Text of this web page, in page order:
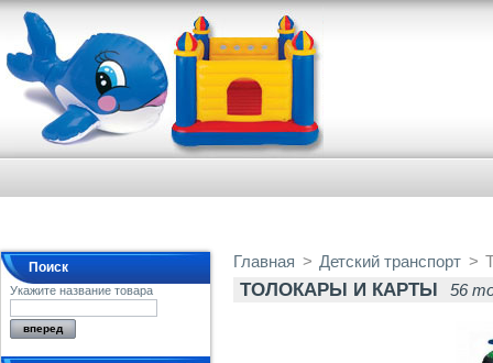
Поиск
Укажите название товара
Главная > Детский транспорт >
ТОЛОКАРЫ И КАРТЫ 56